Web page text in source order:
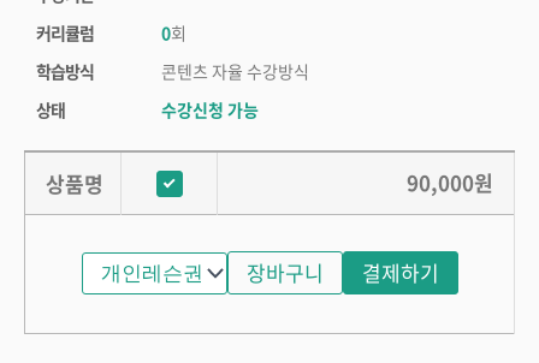
커리큘럼
0회
학습방식
콘텐츠 자율 수강방식
상태
수강신청 가능
상품명 90,000원
장바구니 결제하기